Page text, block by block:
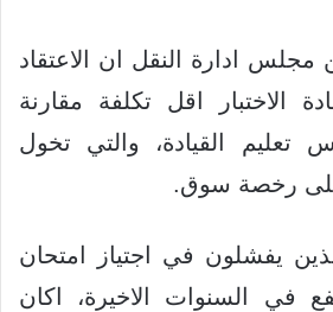
ادارة النقل ان الاعتقاد
الاختبار اقل تكلفة مقارنة
تعليم القيادة، والتي تخول
رخصة سوق.
يفشلون في اجتياز امتحان
في السنوات الاخيرة، اكان